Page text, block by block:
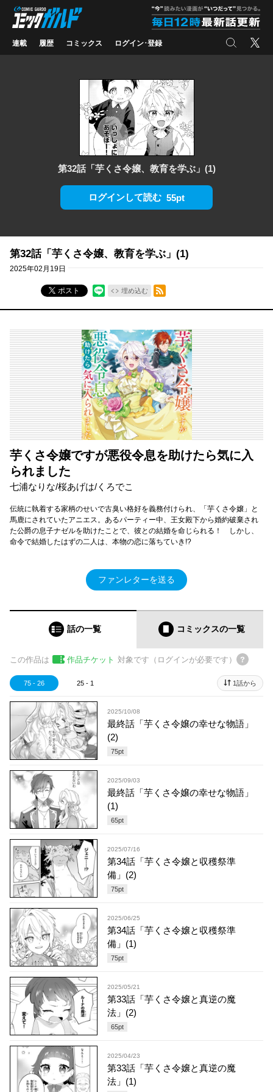
コミックガルド
連載 履歴 コミックス ログイン･登録 検索 X
第32話「芋くさ令嬢、教育を学ぶ」(1)
ログインして読む 55pt
第32話「芋くさ令嬢、教育を学ぶ」(1)
2025年02月19日
ポスト 埋め込む
RSSフィード
芋くさ令嬢ですが悪役令息を助けたら気に入
られました
七浦なりな/桜あげは/くろでこ
伝統に執着する家柄のせいで古臭い格好を義務付けられ、「芋くさ令嬢」と
馬鹿にされていたアニエス。あるパーティー中、王女殿下から婚約破棄され
た公爵の息子ナゼルを助けたことで、彼との結婚を命じられる！ しかし、
命令で結婚したはずの二人は、本物の恋に落ちていき!?
ファンレターを送る
話の一覧 コミックスの一覧
この作品は 作品チケット 対象です（ログインが必要です）
75 - 26 25 - 1 1話から
2025/10/08
最終話「芋くさ令嬢の幸せな物語」
(2)
75pt
2025/09/03
最終話「芋くさ令嬢の幸せな物語」
(1)
65pt
2025/07/16
第34話「芋くさ令嬢と収穫祭準
備」(2)
75pt
2025/06/25
第34話「芋くさ令嬢と収穫祭準
備」(1)
75pt
2025/05/21
第33話「芋くさ令嬢と真逆の魔
法」(2)
65pt
2025/04/23
第33話「芋くさ令嬢と真逆の魔
法」(1)